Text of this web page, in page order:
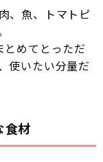
、魚、トマトピ
めてとっただ
使いたい分量だ
食材